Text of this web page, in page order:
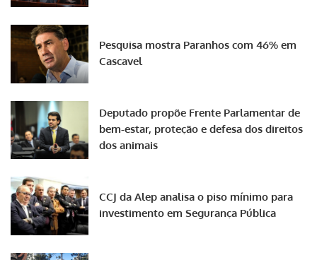
Pesquisa mostra Paranhos com 46% em
Cascavel
Deputado propõe Frente Parlamentar de
bem-estar, proteção e defesa dos direitos
dos animais
CCJ da Alep analisa o piso mínimo para
investimento em Segurança Pública